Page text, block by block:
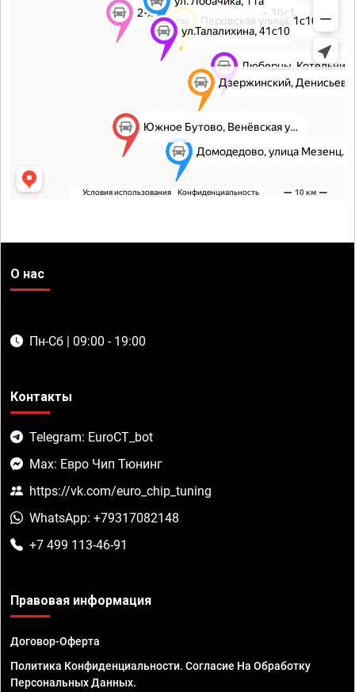
О нас
Пн-Сб | 09:00 - 19:00
Контакты
Telegram: EuroCT_bot
Max: Евро Чип Тюнинг
https://vk.com/euro_chip_tuning
WhatsApp: +79317082148
+7 499 113-46-91
Правовая информация
Договор-Оферта
Политика Конфиденциальности. Согласие На Обработку
Персональных Данных.